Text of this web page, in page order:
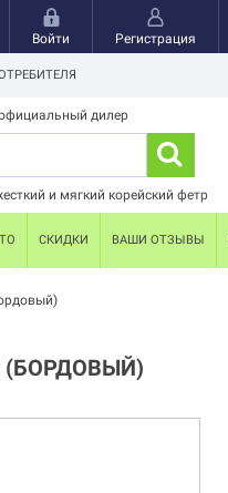
Войти Регистрация
дилер
и мягкий корейский фетр
СКИДКИ ВАШИ ОТЗЫВЫ
(БОРДОВЫЙ)